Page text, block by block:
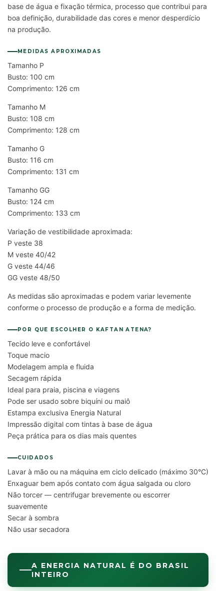
base de água e fixação térmica, processo que contribui para
boa definição, durabilidade das cores e menor desperdício
na produção.
MEDIDAS APROXIMADAS
Tamanho P
Busto: 100 cm
Comprimento: 126 cm
Tamanho M
Busto: 108 cm
Comprimento: 128 cm
Tamanho G
Busto: 116 cm
Comprimento: 131 cm
Tamanho GG
Busto: 124 cm
Comprimento: 133 cm
Variação de vestibilidade aproximada:
P veste 38
M veste 40/42
G veste 44/46
GG veste 48/50
As medidas são aproximadas e podem variar levemente
conforme o processo de produção e a forma de medição.
POR QUE ESCOLHER O KAFTAN ATENA?
Tecido leve e confortável
Toque macio
Modelagem ampla e fluida
Secagem rápida
Ideal para praia, piscina e viagens
Pode ser usado sobre biquíni ou maiô
Estampa exclusiva Energia Natural
Impressão digital com tintas à base de água
Peça prática para os dias mais quentes
CUIDADOS
Lavar à mão ou na máquina em ciclo delicado (máximo 30°C)
Enxaguar bem após contato com água salgada ou cloro
Não torcer — centrifugar brevemente ou escorrer
suavemente
Secar à sombra
Não usar secadora
A ENERGIA NATURAL É DO BRASIL
INTEIRO